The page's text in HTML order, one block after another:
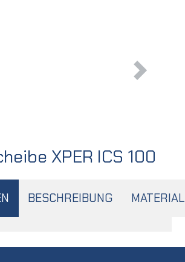
XPER ICS 100
BESCHREIBUNG MATERIAL